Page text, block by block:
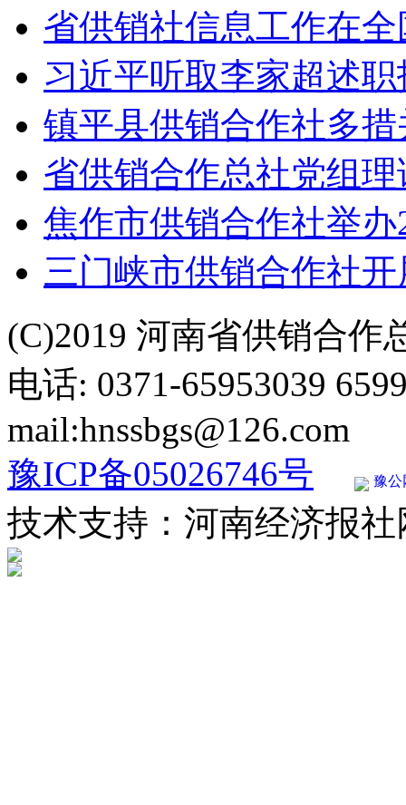
省供销社信息工作在
习近平听取李家超述
镇平县供销合作社多
省供销合作总社党组
焦作市供销合作社举
三门峡市供销合作社
(C)2019 河南省供销合作
电话: 0371-65953039
mail:hnssbgs@126.com
豫ICP备05026746号
豫公
技术支持：河南经济报社